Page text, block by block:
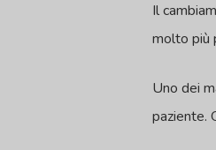
Il
molto più
Uno dei
paziente.